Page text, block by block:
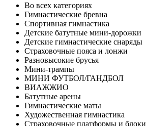
Во всех категориях
Гимнастические бревна
Спортивная гимнастика
Детские батутные мини-дорожки
Детские гимнастические снаряды
Страховочные пояса и лонжи
Разновысокие брусья
Мини-трампы
МИНИ ФУТБОЛ/ГАНДБОЛ
ВИАЖЖИО
Батутные арены
Гимнастические маты
Художественная гимнастика
Страховочные платформы и блоки